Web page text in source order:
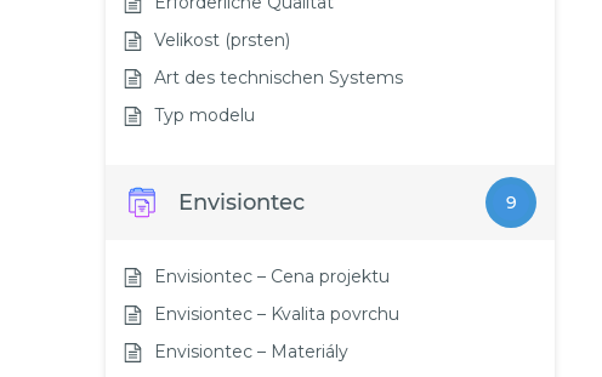
Velikost (prsten)
Art des technischen Systems
Typ modelu
Envisiontec 9
Envisiontec – Cena projektu
Envisiontec – Kvalita povrchu
Envisiontec – Materiály